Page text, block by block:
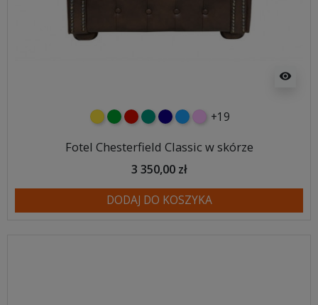
visibility
żółtyzielonyczerwony
turkusowy
granatowy
niebieski
różowy
+19
Fotel Chesterfield Classic w skórze
3 350,00 zł
DODAJ DO KOSZYKA